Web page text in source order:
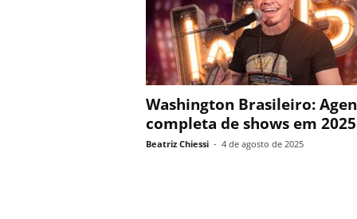
Washington Brasileiro:
completa de shows em 2025
Beatriz Chiessi - 4 de agosto de 2025